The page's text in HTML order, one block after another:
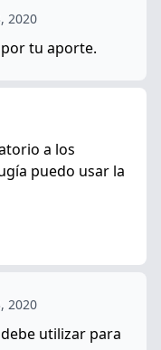
2020
tu aporte.
a los
puedo usar la
2020
utilizar para